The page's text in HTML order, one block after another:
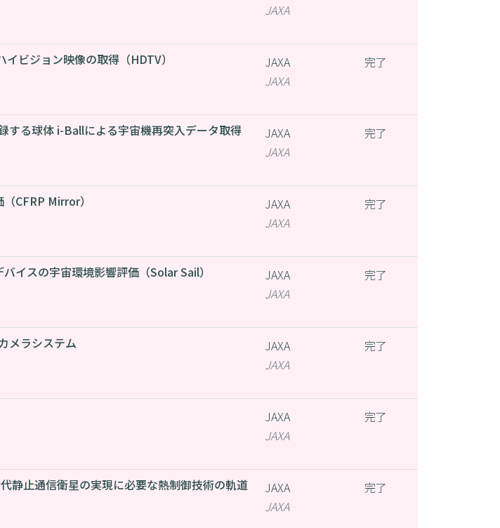
JAXA
ビジョン映像の取得（HDTV）
JAXA
JAXA
完了
する球体 i-Ballによる宇宙機再突入データ取得
JAXA
JAXA
完了
CFRP Mirror）
JAXA
JAXA
完了
イスの宇宙環境影響評価（Solar Sail）
JAXA
JAXA
完了
メラシステム
JAXA
JAXA
完了
JAXA
JAXA
完了
静止通信衛星の実現に必要な熱制御技術の軌道
JAXA
JAXA
完了